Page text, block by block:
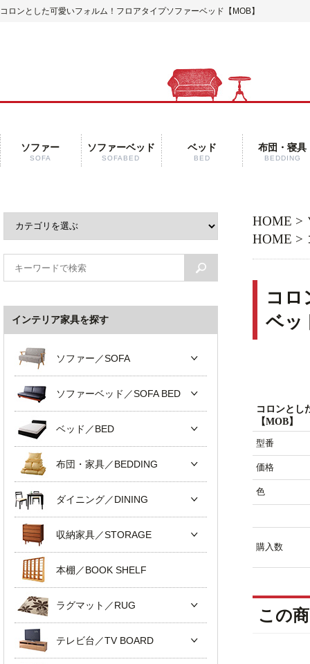
コロンとした可愛いフォルム！フロアタイプソファーベッド【MOB】
ソファー
SOFA
ソファーベッド
SOFABED
ベッド
BED
布団・寝具
BEDDING
HOME >
HOME >
コロ
ベッ
コロンとし
【MOB】
型番
価格
色
購入数
この
インテリア家具を探す
ソファー／SOFA
ソファーベッド／SOFA BED
ベッド／BED
布団・家具／BEDDING
ダイニング／DINING
収納家具／STORAGE
本棚／BOOK SHELF
ラグマット／RUG
テレビ台／TV BOARD